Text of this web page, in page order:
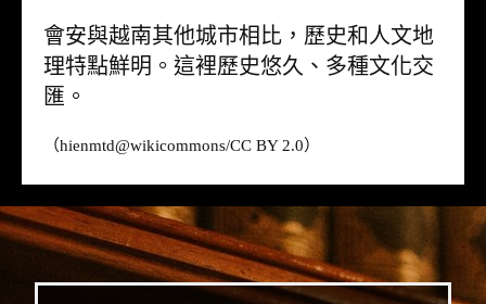
會安與越南其他城市相比，歷史和人文地
理特點鮮明。這裡歷史悠久、多種文化交
匯。
（hienmtd@wikicommons/CC BY 2.0）